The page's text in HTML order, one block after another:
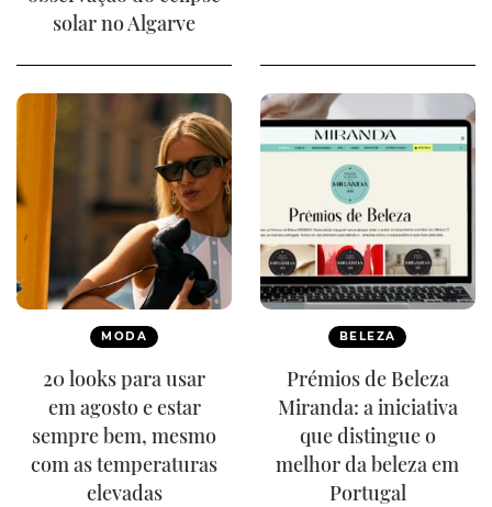
solar no Algarve
MODA
20 looks para usar
em agosto e estar
sempre bem, mesmo
com as temperaturas
elevadas
BELEZA
Prémios de Beleza
Miranda: a iniciativa
que distingue o
melhor da beleza em
Portugal